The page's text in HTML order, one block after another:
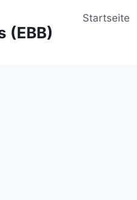
(EBB)
Startseite